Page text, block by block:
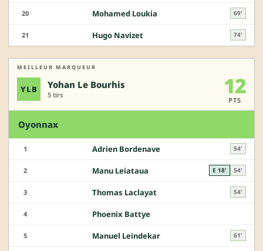
20 Mohamed Loukia 69'
21 Hugo Navizet 74'
MEILLEUR MARQUEUR
YLB Yohan Le Bourhis
5 tirs 12
PTS
Oyonnax
1 Adrien Bordenave 54'
2 Manu Leiataua E 18' 54'
3 Thomas Laclayat 54'
4 Phoenix Battye
5 Manuel Leindekar 61'